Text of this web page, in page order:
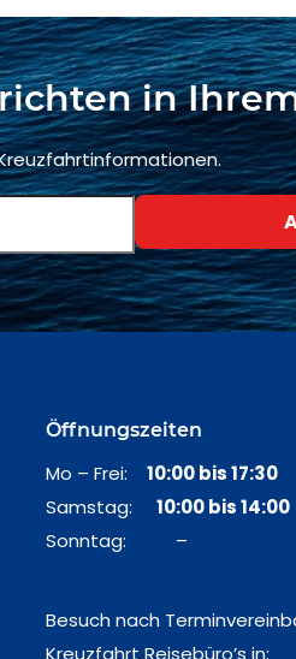
in
Öffnungszeiten
Mo – Frei: 10:00 bis 17:30
Samstag: 10:00 bis 14:00
Sonntag: –
Besuch nach
Kreuzfahrt Reisebüro’s in: